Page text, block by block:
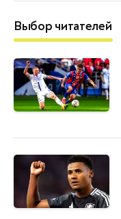
Выбор читателей